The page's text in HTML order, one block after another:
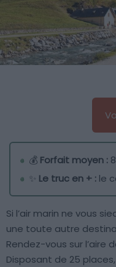
💰 Forfait moyen :
✨ Le truc en + : le
Si l’air marin ne vous
une toute autre
Rendez-vous sur l’aire
Disposant de 25